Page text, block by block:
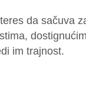
da sačuva
im trajnost.